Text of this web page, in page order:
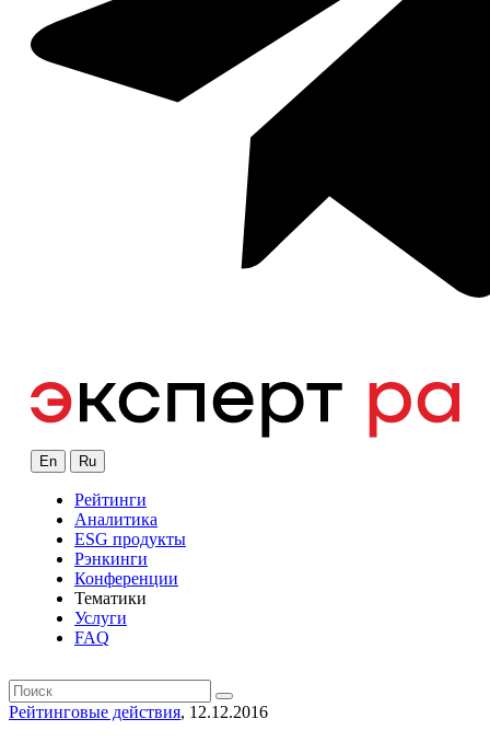
En Ru
Рейтинги
Аналитика
ESG продукты
Рэнкинги
Конференции
Тематики
Услуги
FAQ
Рейтинговые действия, 12.12.2016